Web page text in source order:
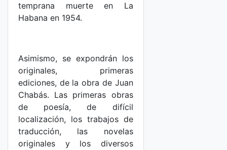
temprana muerte en La
Habana en 1954.
Asimismo, se expondrán los
originales, primeras
ediciones, de la obra de Juan
Chabás. Las primeras obras
de poesía, de difícil
localización, los trabajos de
traducción, las novelas
originales y los diversos